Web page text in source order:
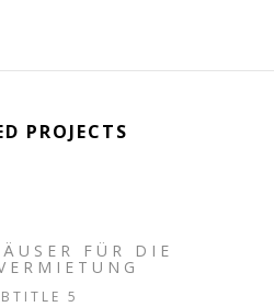
PROJECTS
FÜR DIE
5